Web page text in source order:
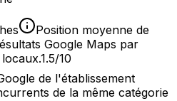
Position moyenne de
Google Maps par
1.5/10
de l'établissement
de la même catégorie